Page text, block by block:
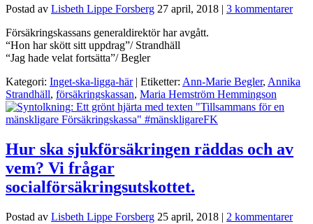
Postad av Lisbeth Lippe Forsberg 27 april, 2018 | 3 kommentarer
Försäkringskassans generaldirektör har avgått.
“Hon har skött sitt uppdrag”/ Strandhäll
“Jag hade velat fortsätta”/ Begler
Kategori: Inget-ska-ligga-här | Etiketter: Ann-Marie Begler, Annika
Strandhäll, försäkringskassan, Maria Hemström Hemmingson
Hur ska sjukförsäkringen räddas och av
vem? Vi frågar
socialförsäkringsutskottet.
Postad av Lisbeth Lippe Forsberg 25 april, 2018 | 2 kommentarer